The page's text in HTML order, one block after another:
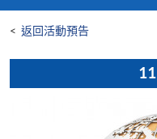
< 返回活動預告
11